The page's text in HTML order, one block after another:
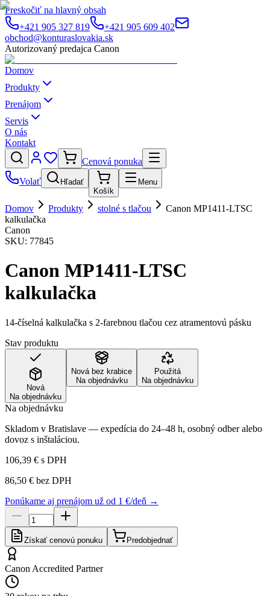
Preskočiť na hlavný obsah
+421 905 327 819
+421 905 609 402
obchod@konturaslovakia.sk
Autorizovaný predajca Canon
Domov
Produkty
Prenájom
Servis
O nás
Kontakt
Cenová ponuka
Volať
Hľadať
Košík
Menu
Domov Produkty stolné s tlačou
Canon MP1411-LTSC
kalkulačka
Canon
SKU: 77845
Canon MP1411-LTSC
kalkulačka
14-číselná kalkulačka s 2-farebnou tlačou cez atramentovú pásku
Stav produktu
Nová
Na objednávku
Nová bez krabice
Na objednávku
Použitá
Na objednávku
Na objednávku
Skladom v Bratislave — expedícia do 24–48 h, osobný odber alebo
dovoz s inštaláciou.
106,39 € s DPH
86,50 € bez DPH
Ponúkame aj prenájom už od 1 €/deň →
Získať cenovú ponuku Predobjednať
Canon Accredited Partner